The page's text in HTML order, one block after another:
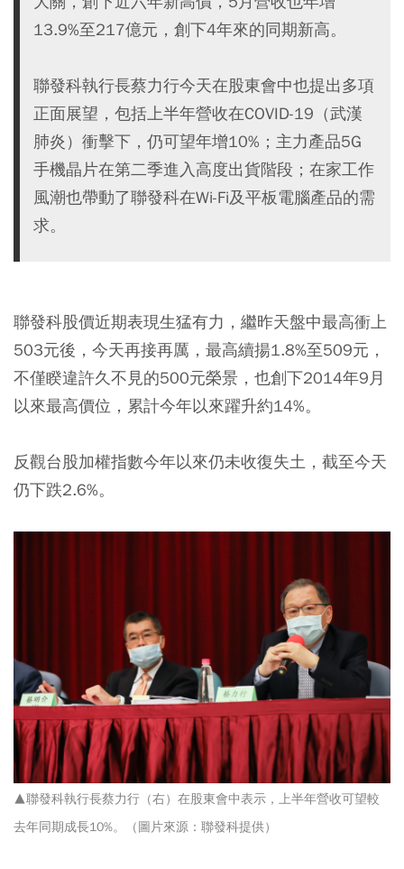
13.9%至217億元，創下4年來的同期新高。
聯發科執行長蔡力行今天在股東會中也提出多項
正面展望，包括上半年營收在COVID-19（武漢
肺炎）衝擊下，仍可望年增10%；主力產品5G
手機晶片在第二季進入高度出貨階段；在家工作
風潮也帶動了聯發科在Wi-Fi及平板電腦產品的需
求。
聯發科股價近期表現生猛有力，繼昨天盤中最高衝上
503元後， 今天再接再厲，最高續揚1.8%至509元 ，
不僅睽違許久不見的500元榮景，也創下2014年9月
以來最高價位 ，累計今年以來躍升約14%。
反觀台股加權指數今年以來仍未收復失土，截至今天
仍下跌2.6%。
▲聯發科執行長蔡力行（右）在股東會中表示，上半年營收可望較
去年同期成長10%。（圖片來源：聯發科提供）